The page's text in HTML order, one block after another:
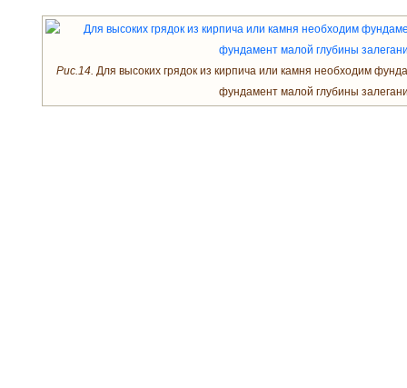
Рис.14. Для высоких грядок из кирпича или камня необходим
фундамент малой глубины